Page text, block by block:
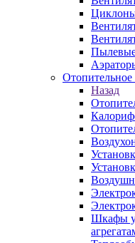
Отопительное
Назад
Шкафы